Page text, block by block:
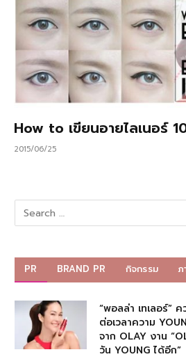
How to เขียนอายไลเนอร์
2015/06/25
PR BRAND PR กิจกรรม ภ
“พอลล่า เทเลอร์”
ต่อเวลาความ
จาก OLAY งาน
วัน YOUNG ได้อีก”